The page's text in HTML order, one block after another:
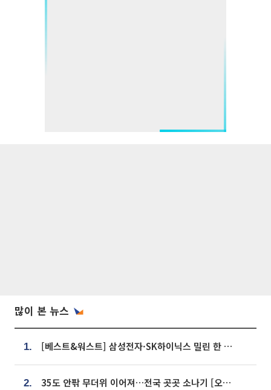
많이 본 뉴스
1. [베스트&워스트] 삼성전자·SK하이닉스 밀린 한 주…상상인증권은 85% 급등
2. 35도 안팎 무더위 이어져…전국 곳곳 소나기 [오늘 날씨]